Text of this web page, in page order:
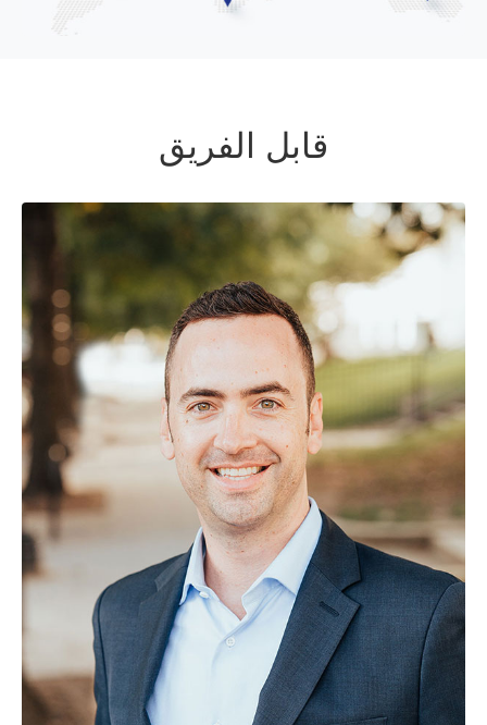
قابل الفريق